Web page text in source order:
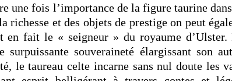
une fois l’importance de la figure taurine
et des objets de prestige on peut
fait le « seigneur » du royaume d’Ulster.
souveraineté élargissant son
le taureau celte incarne sans nul doute les